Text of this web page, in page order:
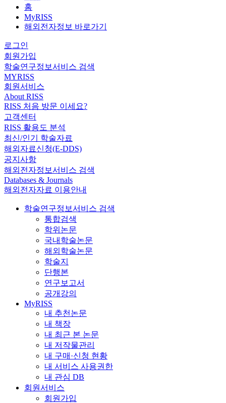
홈
MyRISS
해외전자정보 바로가기
로그인
회원가입
학술연구정보서비스 검색
MYRISS
회원서비스
About RISS
RISS 처음 방문 이세요?
고객센터
RISS 활용도 분석
최신/인기 학술자료
해외자료신청(E-DDS)
공지사항
해외전자정보서비스 검색
Databases & Journals
해외전자자료 이용안내
학술연구정보서비스 검색
통합검색
학위논문
국내학술논문
해외학술논문
학술지
단행본
연구보고서
공개강의
MyRISS
내 추천논문
내 책장
내 최근 본 논문
내 저작물관리
내 구매·신청 현황
내 서비스 사용권한
내 관심 DB
회원서비스
회원가입